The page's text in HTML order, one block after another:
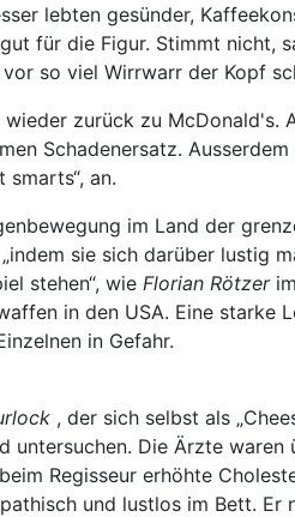
lebten gesünder,
für die Figur. Stimmt nicht,
vor so viel Wirrwarr der Kopf
zurück zu
Schadenersatz.
smarts“, an.
im Land der
sie sich darüber lustig
stehen“, wie Florian Rötzer
in den USA. Eine
in Gefahr.
, der sich selbst als
untersuchen. Die Ärzte
Regisseur erhöhte
und lustlos im Bett.